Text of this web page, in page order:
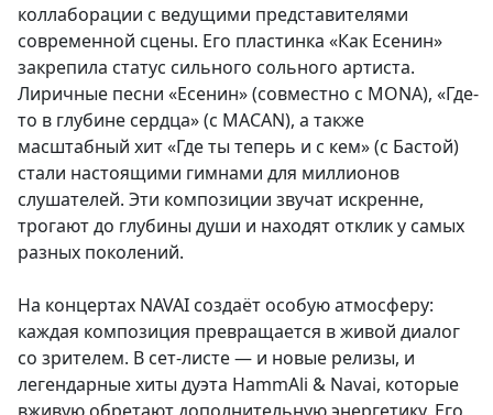
коллаборации с ведущими представителями
современной сцены. Его пластинка «Как Есенин»
закрепила статус сильного сольного артиста.
Лиричные песни «Есенин» (совместно с MONA), «Где-
то в глубине сердца» (с MACAN), а также
масштабный хит «Где ты теперь и с кем» (с Бастой)
стали настоящими гимнами для миллионов
слушателей. Эти композиции звучат искренне,
трогают до глубины души и находят отклик у самых
разных поколений.
На концертах NAVAI создаёт особую атмосферу:
каждая композиция превращается в живой диалог
со зрителем. В сет-листе — и новые релизы, и
легендарные хиты дуэта HammAli & Navai, которые